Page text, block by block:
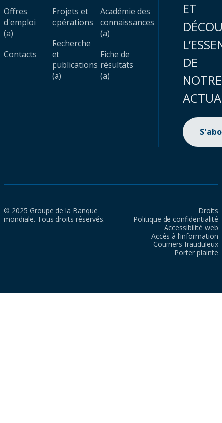
Offres
d'emploi
(a)
Contacts
Projets et
opérations
Recherche
et
publications
(a)
Académie des
connaissances
(a)
Fiche de
résultats
(a)
ET
DE
NOTRE
© 2025 Groupe de la Banque
mondiale. Tous droits réservés.
Droits
Politique de confidentialité
Accessibilité web
Accès à l’information
Courriers frauduleux
Porter plainte